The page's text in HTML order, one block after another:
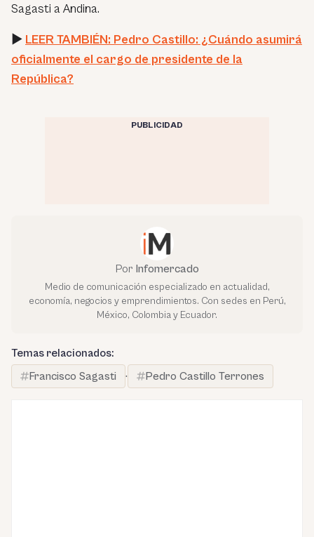
Sagasti a Andina.
► LEER TAMBIÉN: Pedro Castillo: ¿Cuándo asumirá
oficialmente el cargo de presidente de la
República?
PUBLICIDAD
Por Infomercado
Medio de comunicación especializado en actualidad,
economía, negocios y emprendimientos. Con sedes en Perú,
México, Colombia y Ecuador.
Temas relacionados:
Francisco Sagasti
· Pedro Castillo Terrones